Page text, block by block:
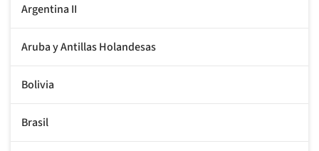
Argentina II
Aruba y Antillas Holandesas
Bolivia
Brasil